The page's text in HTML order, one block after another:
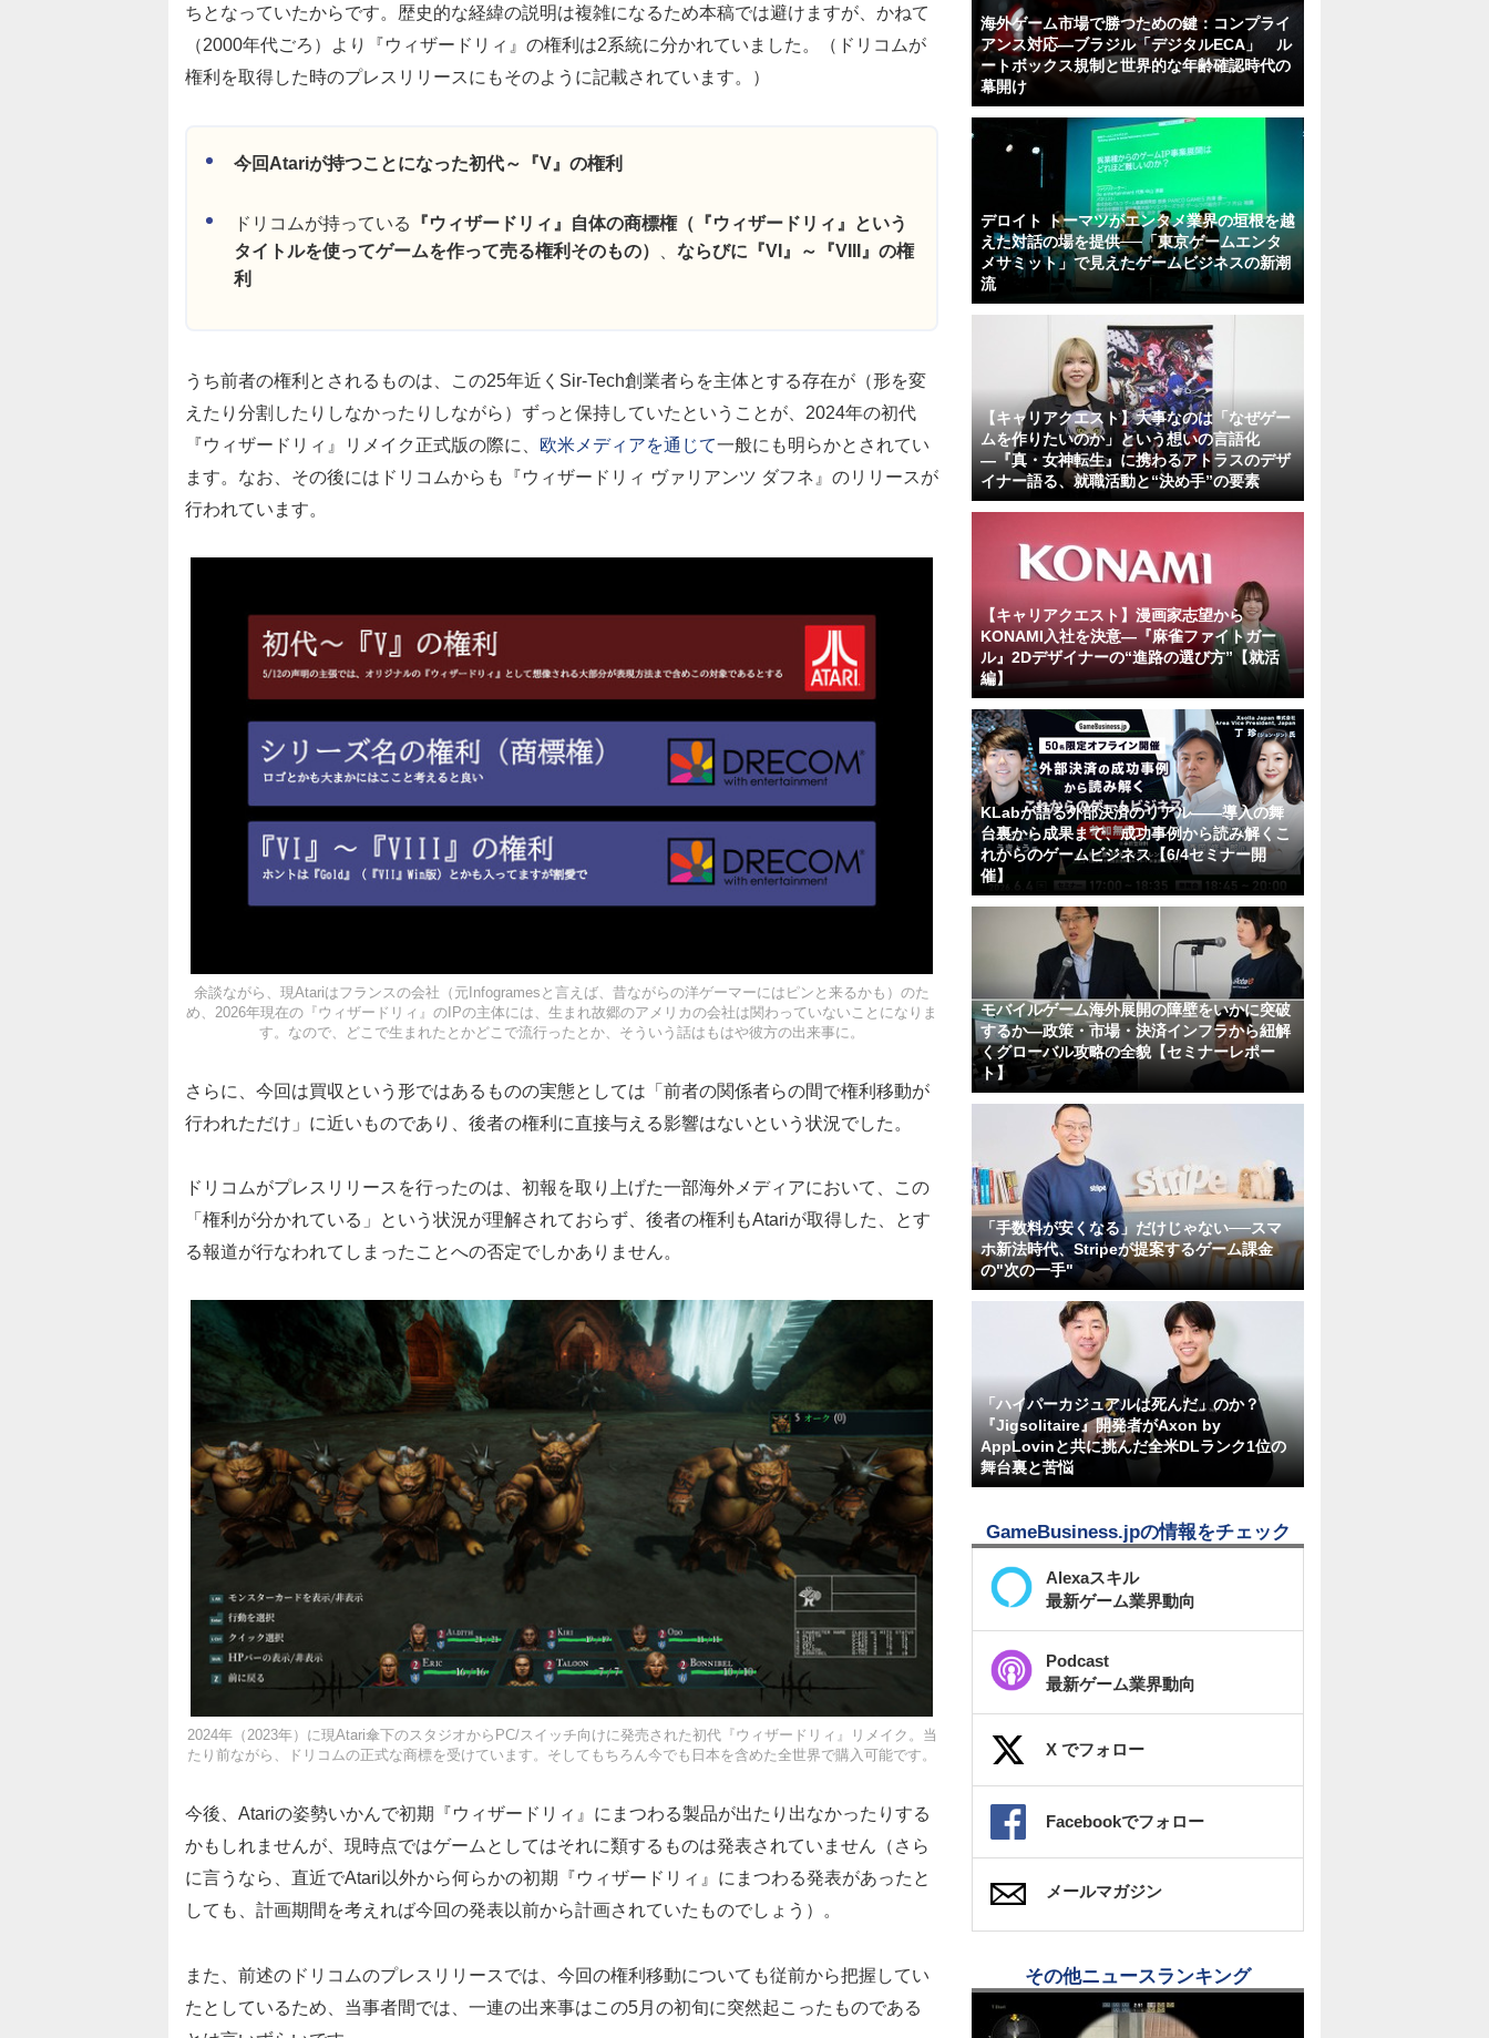
ちとなっていたからです。 歴史的な経緯の説明は複雑になるため本稿では避けますが、かねて
（2000年代ごろ）より『ウィザードリィ』の権利は2系統に分かれていました。（ドリコムが
権利を取得した時のプレスリリースにもそのように記載されています。）
今回Atariが持つことになった初代～『V』の権利
ドリコムが持っている
『ウィザードリィ』自体の商標権（『ウィザードリィ』という
タイトルを使ってゲームを作って売る権利そのもの）
ならびに『VI』～『VIII』の権
利
うち前者の権利とされるものは、この25年近くSir-Tech創業者らを主体とする存在が（形を変
えたり分割したりしなかったりしながら）ずっと保持していたということが、2024年の初代
『ウィザードリィ』リメイク正式版の際に、 欧米メディアを通じて一般にも明らかとされてい
ます。なお、その後にはドリコムからも『ウィザードリィ ヴァリアンツ ダフネ』のリリースが
行われています。
余談ながら、現Atariはフランスの会社（元Infogramesと言えば、昔ながらの洋ゲーマーにはピンと来るかも）のた
め、2026年現在の『ウィザードリィ』のIPの主体には、生まれ故郷のアメリカの会社は関わっていないことになりま
す。なので、どこで生まれたとかどこで流行ったとか、そういう話はもはや彼方の出来事に。
さらに、今回は買収という形ではあるものの実態としては「前者の関係者らの間で権利移動が
行われただけ」に近いものであり、後者の権利に直接与える影響はないという状況でした。
ドリコムがプレスリリースを行ったのは、初報を取り上げた一部海外メディアにおいて、この
「権利が分かれている」という状況が理解されておらず、後者の権利もAtariが取得した、とす
る報道が行なわれてしまったことへの否定でしかありません。
2024年（2023年）に現Atari傘下のスタジオからPC/スイッチ向けに発売された初代『ウィザードリィ』リメイク。当
たり前ながら、ドリコムの正式な商標を受けています。そしてもちろん今でも日本を含めた全世界で購入可能です。
今後、Atariの姿勢いかんで初期『ウィザードリィ』にまつわる製品が出たり出なかったりする
かもしれませんが、 現時点ではゲームとしてはそれに類するものは発表されていません（さら
に言うなら、直近でAtari以外から何らかの初期『ウィザードリィ』にまつわる発表があったと
しても、計画期間を考えれば今回の発表以前から計画されていたものでしょう）。
また、前述のドリコムのプレスリリースでは、今回の権利移動についても従前から把握してい
たとしているため、当事者間では、一連の出来事はこの5月の初旬に突然起こったものである
海外ゲーム市場で勝つための鍵：コンプライ
アンス対応—ブラジル「デジタルECA」 ル
ートボックス規制と世界的な年齢確認時代の
幕開け
デロイト トーマツがエンタメ業界の垣根を越
えた対話の場を提供──「東京ゲームエンタ
メサミット」で見えたゲームビジネスの新潮
流
【キャリアクエスト】大事なのは「なぜゲー
ムを作りたいのか」という想いの言語化
―『真・女神転生』に携わるアトラスのデザ
イナー語る、就職活動と“決め手”の要素
【キャリアクエスト】漫画家志望から
KONAMI入社を決意―『麻雀ファイトガー
ル』2Dデザイナーの“進路の選び方”【就活
編】
KLabが語る外部決済のリアル――導入の舞
台裏から成果まで、成功事例から読み解くこ
れからのゲームビジネス【6/4セミナー開
催】
モバイルゲーム海外展開の障壁をいかに突破
するか―政策・市場・決済インフラから紐解
くグローバル攻略の全貌【セミナーレポー
ト】
「手数料が安くなる」だけじゃない──スマ
ホ新法時代、Stripeが提案するゲーム課金
の"次の一手"
「ハイパーカジュアルは死んだ」のか？
『Jigsolitaire』開発者がAxon by
AppLovinと共に挑んだ全米DLランク1位の
舞台裏と苦悩
GameBusiness.jpの情報をチェック
Alexaスキル
最新ゲーム業界動向
Podcast
最新ゲーム業界動向
X でフォロー
Facebookでフォロー
メールマガジン
その他ニュースランキング